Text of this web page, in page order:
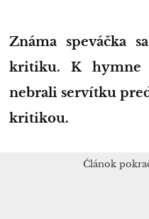
Známa speváčka sa rozhodla reagovať na
kritiku. K
nebrali servítku
kritikou.
Článok